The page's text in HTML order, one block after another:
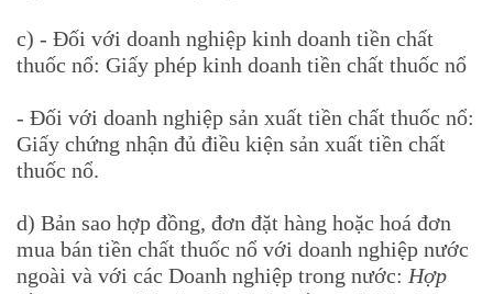
c) - Đối với doanh nghiệp kinh doanh tiền chất
thuốc nổ: Giấy phép kinh doanh tiền chất thuốc nổ
- Đối với doanh nghiệp sản xuất tiền chất thuốc nổ:
Giấy chứng nhận đủ điều kiện sản xuất tiền chất
thuốc nổ.
d) Bản sao hợp đồng, đơn đặt hàng hoặc hoá đơn
mua bán tiền chất thuốc nổ với doanh nghiệp nước
ngoài và với các Doanh nghiệp trong nước: Hợp